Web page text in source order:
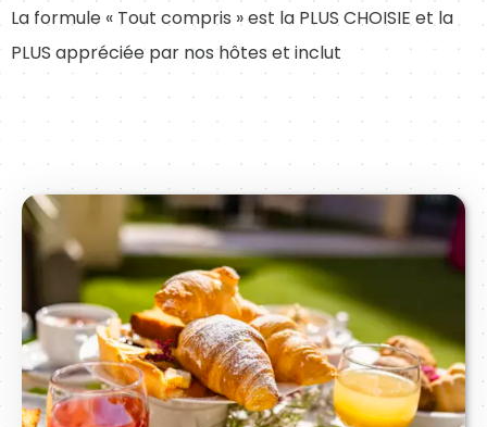
La formule « Tout compris » est la PLUS CHOISIE et la
PLUS appréciée par nos hôtes et inclut